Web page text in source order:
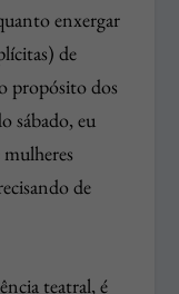
enxergar
de
propósito dos
sábado, eu
de
teatral, é